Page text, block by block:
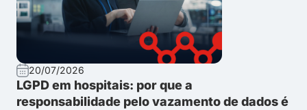
20/07/2026
LGPD em hospitais: por que a
responsabilidade pelo vazamento de dados é